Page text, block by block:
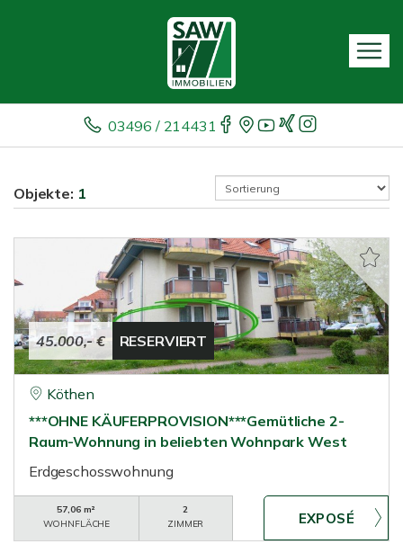
03496 / 214431
Objekte: 1
45.000,- € RESERVIERT
Köthen
***OHNE KÄUFERPROVISION***Gemütliche 2-
Raum-Wohnung in beliebten Wohnpark West
Erdgeschosswohnung
57,06 m²
WOHNFLÄCHE
2
ZIMMER